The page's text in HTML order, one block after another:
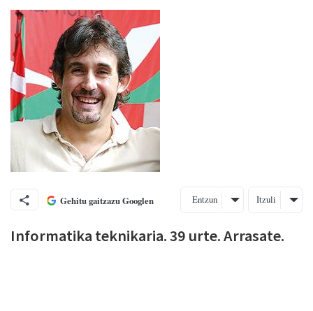
Gehitu gaitzazu Googlen Entzun Itzuli
Informatika teknikaria. 39 urte. Arrasate.